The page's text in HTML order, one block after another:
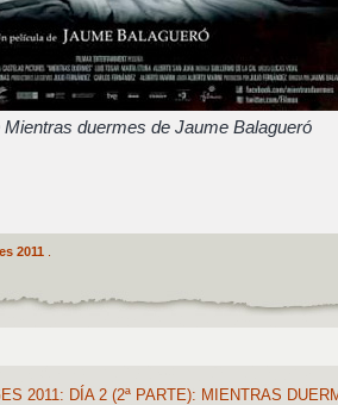
Mientras duermes de Jaume Balagueró
2011
2011: DÍA 2 (2ª PARTE): MIENTRAS